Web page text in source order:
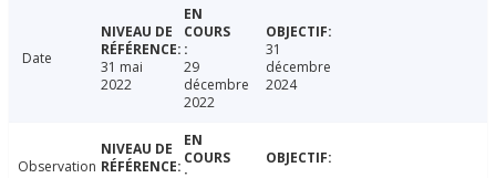
Date
31 mai
2022
29
décembre
2022
31
décembre
2024
Observation